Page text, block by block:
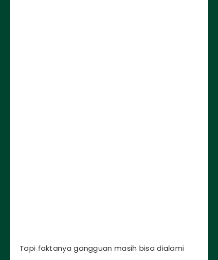
Tapi faktanya gangguan masih bisa dialami